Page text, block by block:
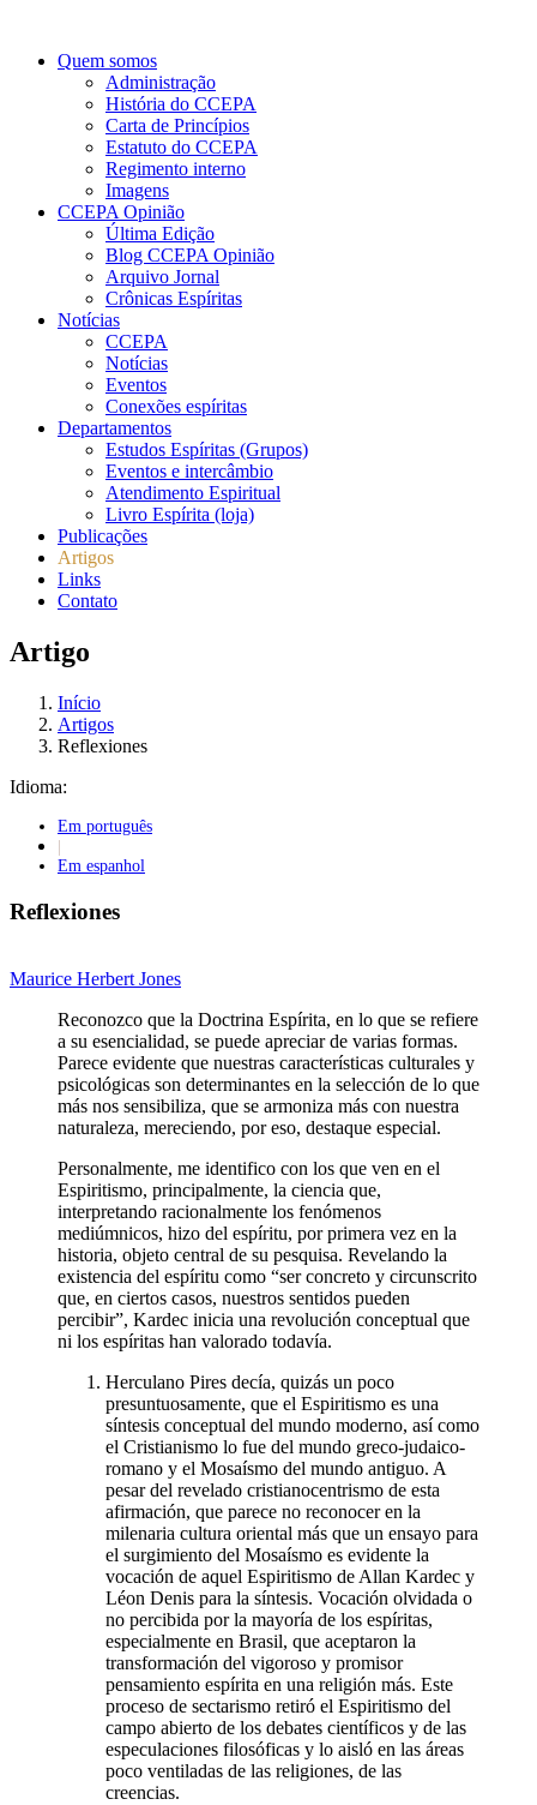
Quem somos
Administração
História do CCEPA
Carta de Princípios
Estatuto do CCEPA
Regimento interno
Imagens
CCEPA Opinião
Última Edição
Blog CCEPA Opinião
Arquivo Jornal
Crônicas Espíritas
Notícias
CCEPA
Notícias
Eventos
Conexões espíritas
Departamentos
Estudos Espíritas (Grupos)
Eventos e intercâmbio
Atendimento Espiritual
Livro Espírita (loja)
Publicações
Artigos
Links
Contato
Artigo
Início
Artigos
Reflexiones
Idioma:
Em português
Em espanhol
Reflexiones
Maurice Herbert Jones
Reconozco que la Doctrina Espírita, en lo que se refiere
a su esencialidad, se puede apreciar de varias formas.
Parece evidente que nuestras características culturales y
psicológicas son determinantes en la selección de lo que
más nos sensibiliza, que se armoniza más con nuestra
naturaleza, mereciendo, por eso, destaque especial.
Personalmente, me identifico con los que ven en el
Espiritismo, principalmente, la ciencia que,
interpretando racionalmente los fenómenos
mediúmnicos, hizo del espíritu, por primera vez en la
historia, objeto central de su pesquisa. Revelando la
existencia del espíritu como “ser concreto y circunscrito
que, en ciertos casos, nuestros sentidos pueden
percibir”, Kardec inicia una revolución conceptual que
ni los espíritas han valorado todavía.
Herculano Pires decía, quizás un poco
presuntuosamente, que el Espiritismo es una
síntesis conceptual del mundo moderno, así como
el Cristianismo lo fue del mundo greco-judaico-
romano y el Mosaísmo del mundo antiguo. A
pesar del revelado cristianocentrismo de esta
afirmación, que parece no reconocer en la
milenaria cultura oriental más que un ensayo para
el surgimiento del Mosaísmo es evidente la
vocación de aquel Espiritismo de Allan Kardec y
Léon Denis para la síntesis. Vocación olvidada o
no percibida por la mayoría de los espíritas,
especialmente en Brasil, que aceptaron la
transformación del vigoroso y promisor
pensamiento espírita en una religión más. Este
proceso de sectarismo retiró el Espiritismo del
campo abierto de los debates científicos y de las
especulaciones filosóficas y lo aisló en las áreas
poco ventiladas de las religiones, de las
creencias.